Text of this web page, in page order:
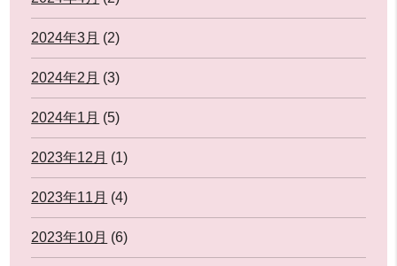
2024年3月 (2)
2024年2月 (3)
2024年1月 (5)
2023年12月 (1)
2023年11月 (4)
2023年10月 (6)